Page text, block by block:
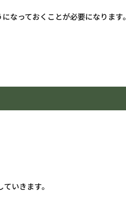
なっておくことが必要になります。
いきます。